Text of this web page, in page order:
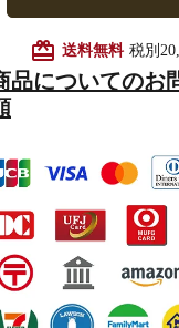
物
card_giftcard 送料無料 税別
品についてのお